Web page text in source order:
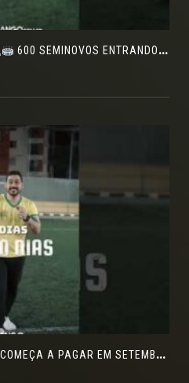
600 SEMINOVOS ENTRANDO EM CAMPO NO FEIRÃO DE VERDADE!
SETEMBRO!NO FEIRÃO DE VERDADE EM ARACJU